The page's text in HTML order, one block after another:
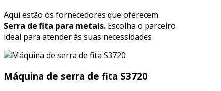
Aqui estão os fornecedores que oferecem
Serra de fita para metais. Escolha o parceiro
ideal para atender às suas necessidades
Máquina de serra de fita S3720